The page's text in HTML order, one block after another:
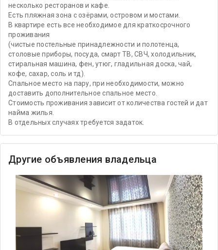
несколько ресторанов и кафе.
Есть пляжная зона с озёрами, островом и мостами.
В квартире есть все необходимое для краткосрочного
проживания
(чистые постельные принадлежности и полотенца,
столовые приборы, посуда, смарт ТВ, СВЧ, холодильник,
стиральная машина, фен, утюг, гладильная доска, чай,
кофе, сахар, соль и тд).
Спальное место на пару, при необходимости, можно
доставить дополнительное спальное место.
Стоимость проживания зависит от количества гостей и дат
найма жилья.
В отдельных случаях требуется задаток.
Другие объявления владельца